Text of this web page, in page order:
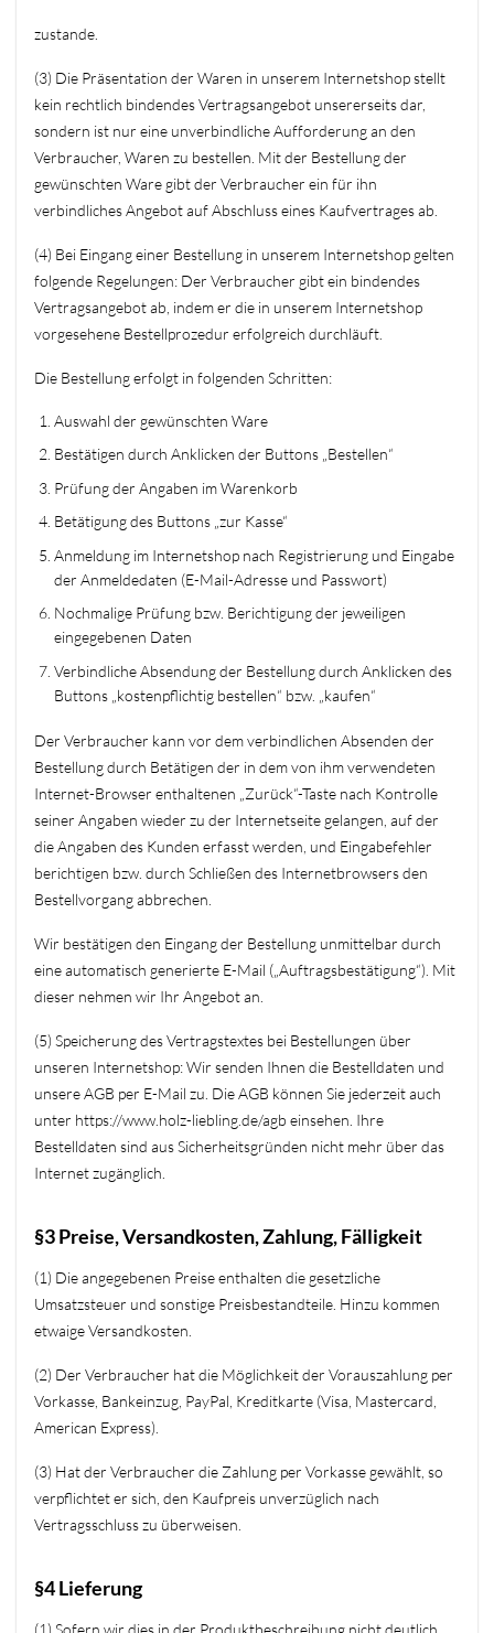
zustande.
(3) Die Präsentation der Waren in unserem Internetshop stellt
kein rechtlich bindendes Vertragsangebot unsererseits dar,
sondern ist nur eine unverbindliche Aufforderung an den
Verbraucher, Waren zu bestellen. Mit der Bestellung der
gewünschten Ware gibt der Verbraucher ein für ihn
verbindliches Angebot auf Abschluss eines Kaufvertrages ab.
(4) Bei Eingang einer Bestellung in unserem Internetshop gelten
folgende Regelungen: Der Verbraucher gibt ein bindendes
Vertragsangebot ab, indem er die in unserem Internetshop
vorgesehene Bestellprozedur erfolgreich durchläuft.
Die Bestellung erfolgt in folgenden Schritten:
Auswahl der gewünschten Ware
Bestätigen durch Anklicken der Buttons „Bestellen“
Prüfung der Angaben im Warenkorb
Betätigung des Buttons „zur Kasse“
Anmeldung im Internetshop nach Registrierung und Eingabe
der Anmeldedaten (E-Mail-Adresse und Passwort)
Nochmalige Prüfung bzw. Berichtigung der jeweiligen
eingegebenen Daten
Verbindliche Absendung der Bestellung durch Anklicken des
Buttons „kostenpflichtig bestellen“ bzw. „kaufen“
Der Verbraucher kann vor dem verbindlichen Absenden der
Bestellung durch Betätigen der in dem von ihm verwendeten
Internet-Browser enthaltenen „Zurück“-Taste nach Kontrolle
seiner Angaben wieder zu der Internetseite gelangen, auf der
die Angaben des Kunden erfasst werden, und Eingabefehler
berichtigen bzw. durch Schließen des Internetbrowsers den
Bestellvorgang abbrechen.
Wir bestätigen den Eingang der Bestellung unmittelbar durch
eine automatisch generierte E-Mail („Auftragsbestätigung“). Mit
dieser nehmen wir Ihr Angebot an.
(5) Speicherung des Vertragstextes bei Bestellungen über
unseren Internetshop: Wir senden Ihnen die Bestelldaten und
unsere AGB per E-Mail zu. Die AGB können Sie jederzeit auch
unter https://www.holz-liebling.de/agb einsehen. Ihre
Bestelldaten sind aus Sicherheitsgründen nicht mehr über das
Internet zugänglich.
§3 Preise, Versandkosten, Zahlung, Fälligkeit
(1) Die angegebenen Preise enthalten die gesetzliche
Umsatzsteuer und sonstige Preisbestandteile. Hinzu kommen
etwaige Versandkosten.
(2) Der Verbraucher hat die Möglichkeit der Vorauszahlung per
Vorkasse, Bankeinzug, PayPal, Kreditkarte (Visa, Mastercard,
American Express).
(3) Hat der Verbraucher die Zahlung per Vorkasse gewählt, so
verpflichtet er sich, den Kaufpreis unverzüglich nach
Vertragsschluss zu überweisen.
§4 Lieferung
(1) Sofern wir dies in der Produktbeschreibung nicht deutlich